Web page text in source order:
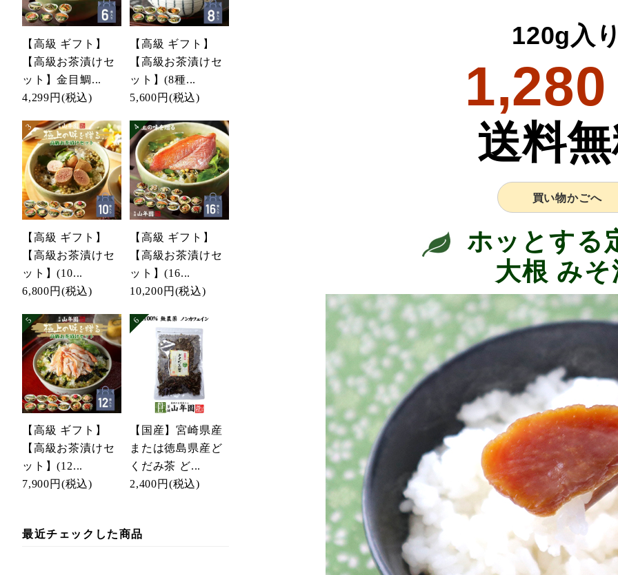
【高級 ギフト】
【高級お茶漬けセ
ット】金目鯛...
4,299円 (税込)
【高級 ギフト】
【高級お茶漬けセ
ット】(8種...
5,600円 (税込)
【高級 ギフト】
【高級お茶漬けセ
ット】(10...
6,800円 (税込)
【高級 ギフト】
【高級お茶漬けセ
ット】(16...
10,200円 (税込)
【高級 ギフト】
【高級お茶漬けセ
ット】(12...
7,900円 (税込)
【国産】宮崎県産
または徳島県産ど
くだみ茶 ど...
2,400円 (税込)
最近チェックした商品
120g入
1,280
送料
買い物かごへ
ホッとする
大根 みそ